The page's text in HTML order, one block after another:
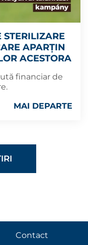
APARȚIN
ACESTORA
financiar de
MAI DEPARTE
Contact